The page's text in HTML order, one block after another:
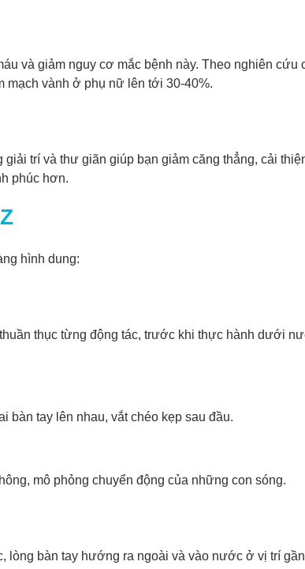
và giảm nguy cơ mắc bệnh này. Theo nghiên cứu
mạch vành ở phụ nữ lên tới 30-40%.
trí và thư giãn giúp bạn giảm căng thẳng, cải
phúc hơn.
hình dung:
thục từng động tác, trước khi thực hành dưới
bàn tay lên nhau, vắt chéo kẹp sau đầu.
mô phỏng chuyển động của những con sóng.
bàn tay hướng ra ngoài và vào nước ở vị trí